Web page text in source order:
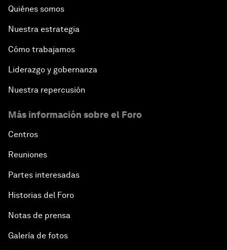
Quiénes somos
Nuestra estrategia
Cómo trabajamos
Liderazgo y gobernanza
Nuestra repercusión
Más información sobre el Foro
Centros
Reuniones
Partes interesadas
Historias del Foro
Notas de prensa
Galería de fotos